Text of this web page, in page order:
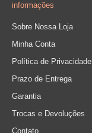
informações
Sobre Nossa Loja
Minha Conta
Política de Privacidade
Prazo de Entrega
Garantia
Trocas e Devoluções
Contato